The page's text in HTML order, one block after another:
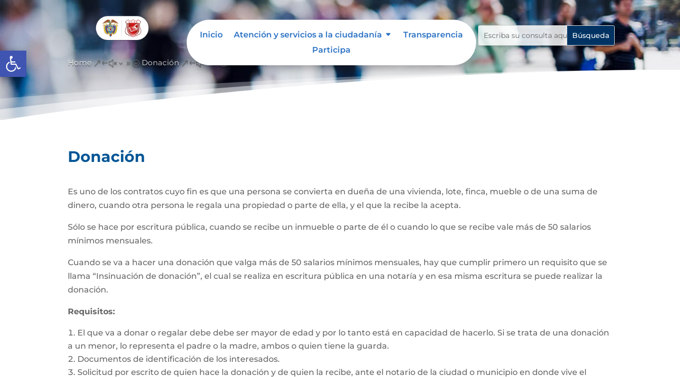
Abrir barra de herramientas
Inicio Atención y servicios a la ciudadanía
Transparencia
Participa
Home &#x39; Donación &#x39;
Donación
Es uno de los contratos cuyo fin es que una persona se convierta en dueña de una vivienda, lote, finca, mueble o de una suma de
dinero, cuando otra persona le regala una propiedad o parte de ella, y el que la recibe la acepta.
Sólo se hace por escritura pública, cuando se recibe un inmueble o parte de él o cuando lo que se recibe vale más de 50 salarios
mínimos mensuales.
Cuando se va a hacer una donación que valga más de 50 salarios mínimos mensuales, hay que cumplir primero un requisito que se
llama “Insinuación de donación”, el cual se realiza en escritura pública en una notaría y en esa misma escritura se puede realizar la
donación.
Requisitos:
El que va a donar o regalar debe debe ser mayor de edad y por lo tanto está en capacidad de hacerlo. Si se trata de una donación
a un menor, lo representa el padre o la madre, ambos o quien tiene la guarda.
Documentos de identificación de los interesados.
Solicitud por escrito de quien hace la donación y de quien la recibe, ante el notario de la ciudad o municipio en donde vive el